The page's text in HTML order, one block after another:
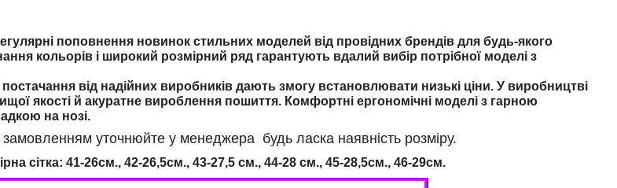
поповнення новинок стильних моделей від провідних брендів для будь-якого
кольорів і широкий розмірний ряд гарантують вдалий вибір потрібної моделі з
постачання від надійних виробників дають змогу встановлювати низькі ціни. У виробництві
якості й акуратне вироблення пошиття. Комфортні ергономічні моделі з гарною
на нозі.
уточнюйте у менеджера будь ласка наявність розміру.
сітка: 41-26см., 42-26,5см., 43-27,5 см., 44-28 см., 45-28,5см., 46-29см.